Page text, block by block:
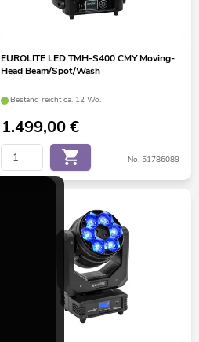
EUROLITE LED TMH-S400 CMY Moving-
Head Beam/Spot/Wash
Bestand reicht ca. 12 Wo.
1.499,00€
No. 51786089